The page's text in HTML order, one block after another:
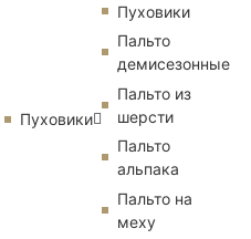
Пуховики
Пуховики
Пальто
демисезонные
Пальто из
шерсти
Пальто
альпака
Пальто на
меху